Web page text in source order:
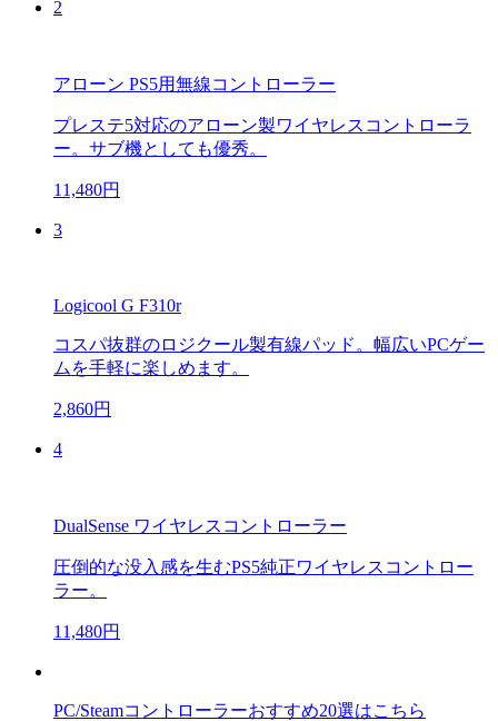
2
アローン PS5用無線コントローラー
プレステ5対応のアローン製ワイヤレスコントローラ
ー。サブ機としても優秀。
11,480円
3
Logicool G F310r
コスパ抜群のロジクール製有線パッド。幅広いPCゲー
ムを手軽に楽しめます。
2,860円
4
DualSense ワイヤレスコントローラー
圧倒的な没入感を生むPS5純正ワイヤレスコントロー
ラー。
11,480円
PC/Steamコントローラーおすすめ20選はこちら